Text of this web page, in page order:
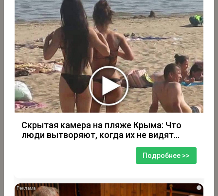
Скрытая камера на пляже Крыма: Что
люди вытворяют, когда их не видят...
Подробнее >>
i